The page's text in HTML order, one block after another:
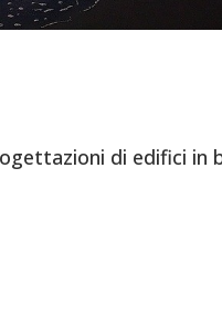
di edifici in